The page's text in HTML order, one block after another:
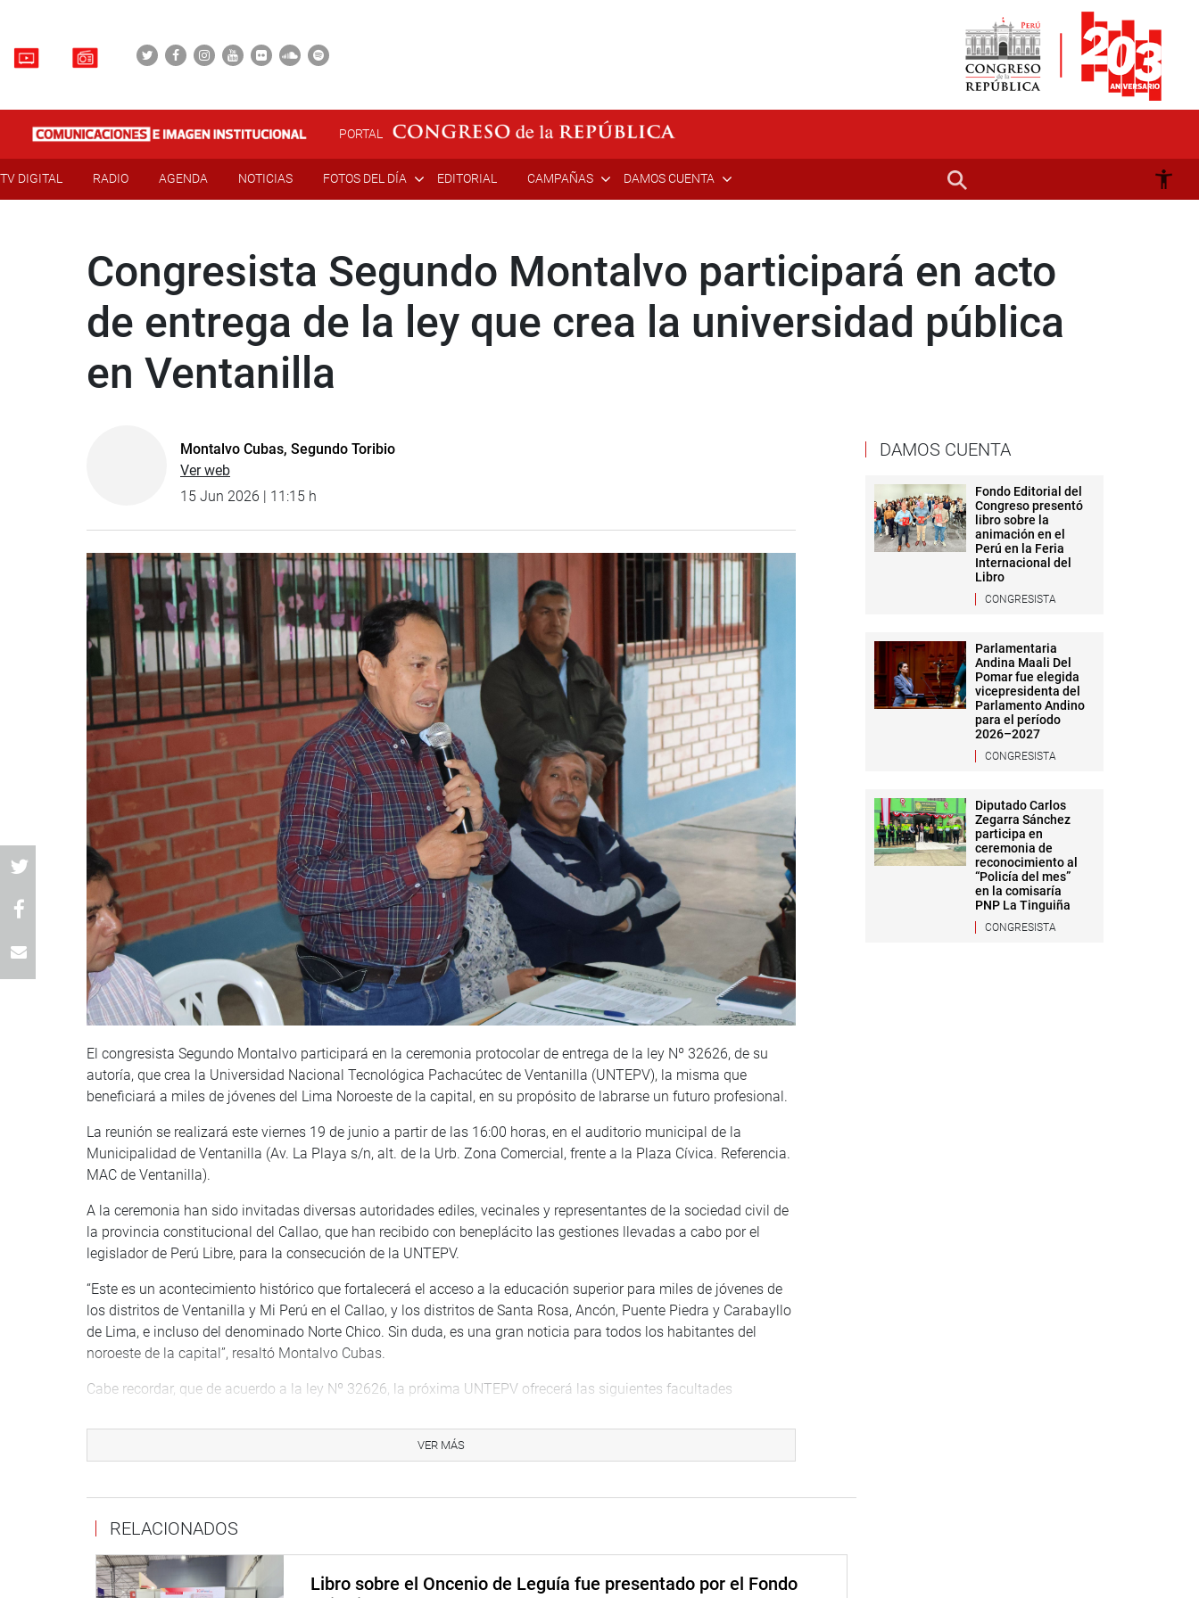
PORTAL
TV DIGITAL RADIO AGENDA NOTICIAS FOTOS DEL DÍA EDITORIAL CAMPAÑAS DAMOS CUENTA
Congresista Segundo Montalvo participará en acto
de entrega de la ley que crea la universidad pública
en Ventanilla
Montalvo Cubas, Segundo Toribio
Ver web
15 Jun 2026 | 11:15 h
El congresista Segundo Montalvo participará en la ceremonia protocolar de entrega de la ley Nº 32626, de su
autoría, que crea la Universidad Nacional Tecnológica Pachacútec de Ventanilla (UNTEPV), la misma que
beneficiará a miles de jóvenes del Lima Noroeste de la capital, en su propósito de labrarse un futuro profesional.
La reunión se realizará este viernes 19 de junio a partir de las 16:00 horas, en el auditorio municipal de la
Municipalidad de Ventanilla (Av. La Playa s/n, alt. de la Urb. Zona Comercial, frente a la Plaza Cívica. Referencia.
MAC de Ventanilla).
A la ceremonia han sido invitadas diversas autoridades ediles, vecinales y representantes de la sociedad civil de
la provincia constitucional del Callao, que han recibido con beneplácito las gestiones llevadas a cabo por el
legislador de Perú Libre, para la consecución de la UNTEPV.
“Este es un acontecimiento histórico que fortalecerá el acceso a la educación superior para miles de jóvenes de
los distritos de Ventanilla y Mi Perú en el Callao, y los distritos de Santa Rosa, Ancón, Puente Piedra y Carabayllo
de Lima, e incluso del denominado Norte Chico. Sin duda, es una gran noticia para todos los habitantes del
noroeste de la capital”, resaltó Montalvo Cubas.
Cabe recordar, que de acuerdo a la ley Nº 32626, la próxima UNTEPV ofrecerá las siguientes facultades
internacional que establezca la comisión organizadora: Facultad de Ciencias de la Salud: Medicina Humana,
Enfermería, Tecnología Médica y Rehabilitación, Obstetricia, Farmacia y Bioquímica, Odontología, Facultad de
Ingeniería de Inteligencia Artificial, Ingeniería de Alimentos, Ingeniería Electrónica, Ingeniería Eléctrica, Ingeniería
Ambiental, Ingeniería Pesquera, Ingeniería Química; Facultad de Derecho y Ciencias Sociales: Derecho, Educación,
Psicología, Ciencias Políticas y Gestión Pública”.
VER MÁS
RELACIONADOS
Libro sobre el Oncenio de Leguía fue presentado por el Fondo
DAMOS CUENTA
Fondo Editorial del
Congreso presentó
libro sobre la
animación en el
Perú en la Feria
Internacional del
Libro
CONGRESISTA
Parlamentaria
Andina Maali Del
Pomar fue elegida
vicepresidenta del
Parlamento Andino
para el período
2026–2027
CONGRESISTA
Diputado Carlos
Zegarra Sánchez
participa en
ceremonia de
reconocimiento al
“Policía del mes”
en la comisaría
PNP La Tinguiña
CONGRESISTA